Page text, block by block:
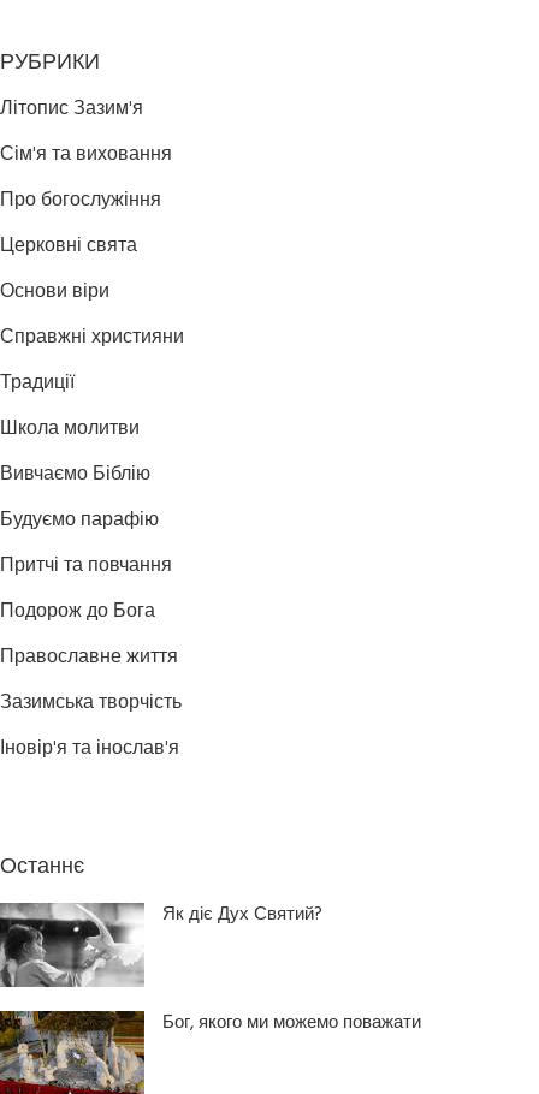
РУБРИКИ
Літопис Зазим'я
Сім'я та виховання
Про богослужіння
Церковні свята
Основи віри
Справжні християни
Традиції
Школа молитви
Вивчаємо Біблію
Будуємо парафію
Притчі та повчання
Подорож до Бога
Православне життя
Зазимська творчість
Іновір'я та інослав'я
Останнє
Як діє Дух Святий?
Бог, якого ми можемо поважати